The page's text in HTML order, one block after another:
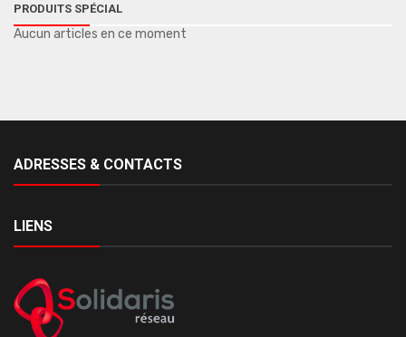
PRODUITS SPÉCIAL
Aucun articles en ce moment
ADRESSES & CONTACTS
LIENS